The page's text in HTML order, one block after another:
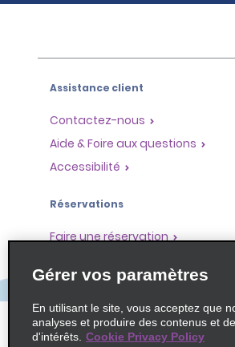
Assistance client
Contactez-nous
Aide & Foire aux questions
Accessibilité
Réservations
Faire une réservation
Enregistrement accéléré
Ne pas passer par le comptoir
Trajets passés / Reçus
Gérer vos paramètres
En utilisant le site, vous acceptez que
analyses et produire des contenus et
d'intérêts. Cookie Privacy Policy